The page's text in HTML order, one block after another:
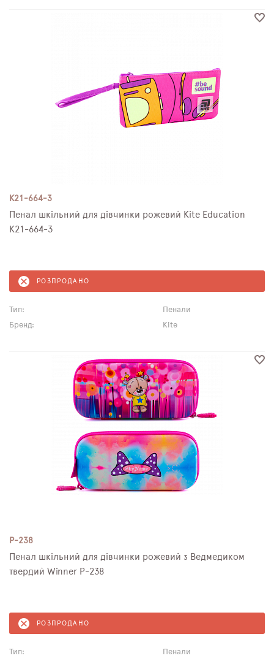
K21-664-3
Пенал шкільний для дівчинки рожевий Kite Education
K21-664-3
РОЗПРОДАНО
Тип:
Пенали
Бренд:
Kite
P-238
Пенал шкільний для дівчинки рожевий з Ведмедиком
твердий Winner P-238
РОЗПРОДАНО
Тип:
Пенали